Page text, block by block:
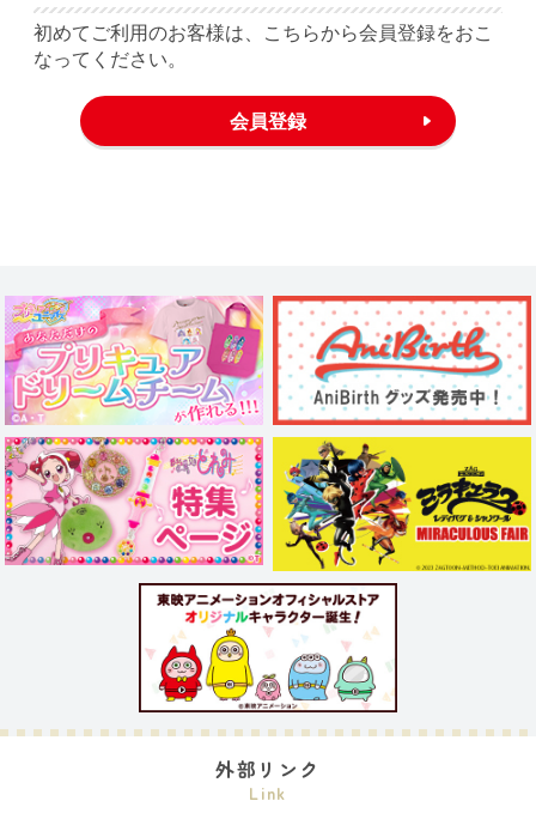
初めてご利用のお客様は、こちらから会員登録をおこ
なってください。
外部リンク
Link